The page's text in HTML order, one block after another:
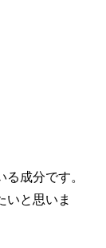
成分です。
いと思いま